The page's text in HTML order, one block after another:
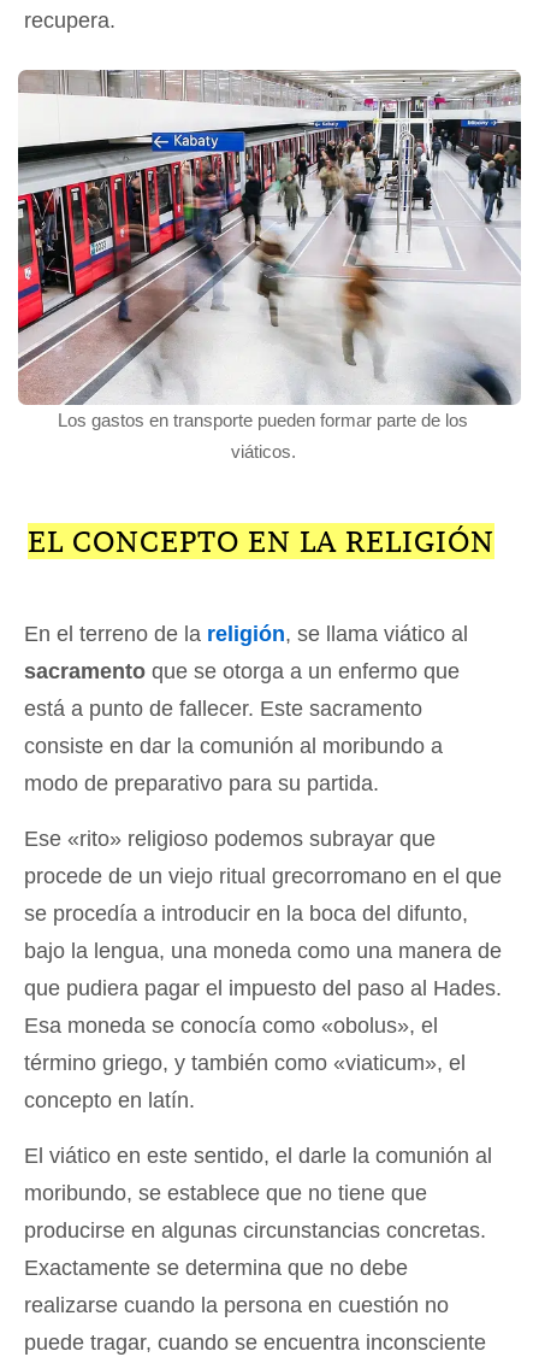
recupera.
Los gastos en transporte pueden formar parte de los
viáticos.
EL CONCEPTO EN LA RELIGIÓN
En el terreno de la religión, se llama viático al
sacramento que se otorga a un enfermo que
está a punto de fallecer. Este sacramento
consiste en dar la comunión al moribundo a
modo de preparativo para su partida.
Ese «rito» religioso podemos subrayar que
procede de un viejo ritual grecorromano en el que
se procedía a introducir en la boca del difunto,
bajo la lengua, una moneda como una manera de
que pudiera pagar el impuesto del paso al Hades.
Esa moneda se conocía como «obolus», el
término griego, y también como «viaticum», el
concepto en latín.
El viático en este sentido, el darle la comunión al
moribundo, se establece que no tiene que
producirse en algunas circunstancias concretas.
Exactamente se determina que no debe
realizarse cuando la persona en cuestión no
puede tragar, cuando se encuentra inconsciente